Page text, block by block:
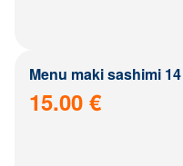
Menu maki sashimi
15.00 €